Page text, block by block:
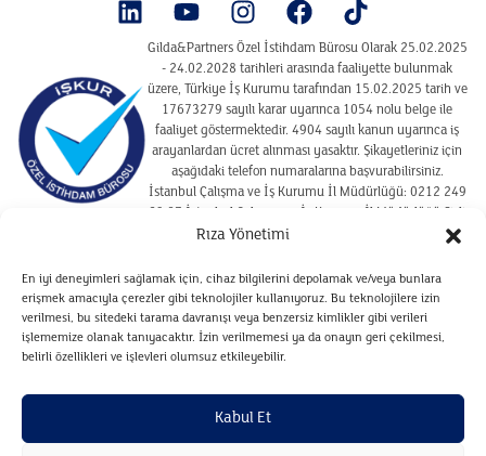
Rıza Yönetimi
En iyi deneyimleri sağlamak için, cihaz bilgilerini depolamak ve/veya bunlara
erişmek amacıyla çerezler gibi teknolojiler kullanıyoruz. Bu teknolojilere izin
verilmesi, bu sitedeki tarama davranışı veya benzersiz kimlikler gibi verileri
işlememize olanak tanıyacaktır. İzin verilmemesi ya da onayın geri çekilmesi,
belirli özellikleri ve işlevleri olumsuz etkileyebilir.
Kabul Et
Gilda&Partners Özel İstihdam Bürosu Olarak 25.02.2025
- 24.02.2028 tarihleri arasında faaliyette bulunmak
üzere, Türkiye İş Kurumu tarafından 15.02.2025 tarih ve
17673279 sayılı karar uyarınca 1054 nolu belge ile
faaliyet göstermektedir. 4904 sayılı kanun uyarınca iş
arayanlardan ücret alınması yasaktır. Şikayetleriniz için
aşağıdaki telefon numaralarına başvurabilirsiniz.
İstanbul Çalışma ve İş Kurumu İl Müdürlüğü: 0212 249
29 87 İstanbul Çalışma ve İş Kurumu İl Müdürlüğü Şişli
Hizmet Merkezi : 02122910925
SITE KULLANIM KOŞULLARI
ÇEREZ POLITIKASI
VERILERIN SAKLANMASI VE İMHA POLITIKASI
ADAYLARA İLIŞKIN AYDINLATMA METNI
ZIYARETÇILERE İLIŞKIN AYDINLATMA METNI